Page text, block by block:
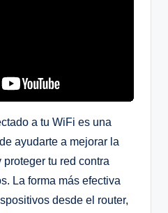
a tu WiFi es una
ayudarte a mejorar la
tu red contra
La forma más efectiva
desde el router,